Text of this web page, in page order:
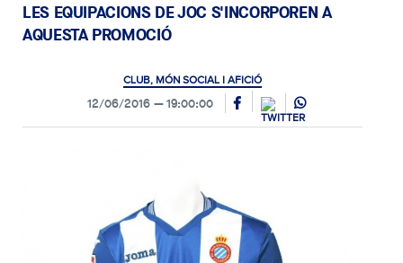
LES EQUIPACIONS DE JOC S'INCORPOREN A
AQUESTA PROMOCIÓ
CLUB, MÓN SOCIAL I AFICIÓ
12/06/2016 19:00:00